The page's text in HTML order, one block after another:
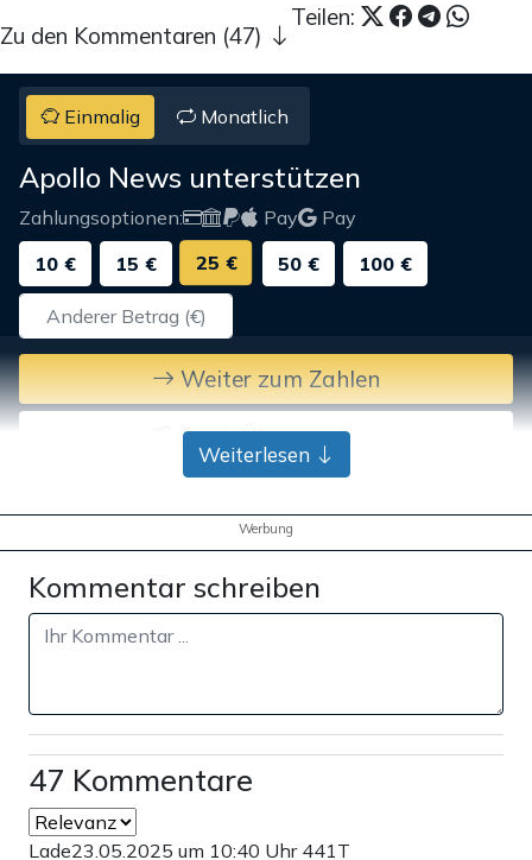
Teilen:
Zu den Kommentaren (47)
Einmalig Monatlich
Apollo News unterstützen
Zahlungsoptionen: Pay
Pay
10 €
15 € 25 € 50 € 100 €
Weiter zum Zahlen
Bank-Überweisung
Weiterlesen
Werbung
Kommentar schreiben
47 Kommentare
Lade23.05.2025 um 10:40 Uhr 441T